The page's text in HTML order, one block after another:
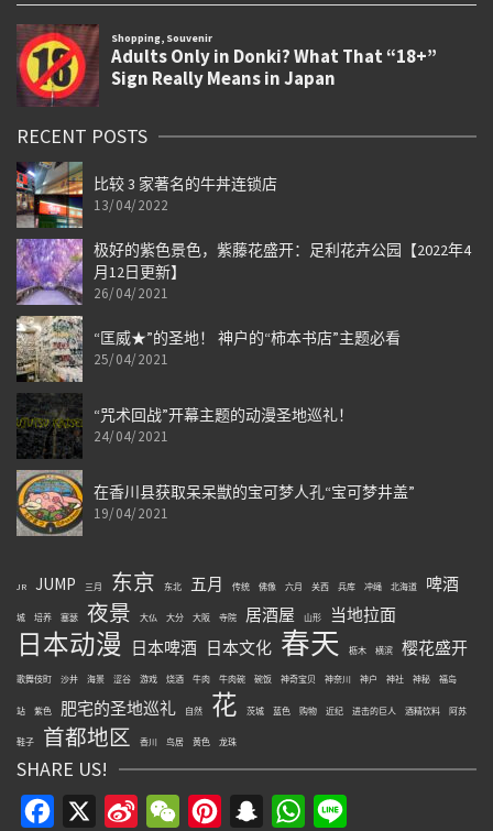
RECENT POSTS
比较 3 家著名的牛丼连锁店
13/04/2022
极好的紫色景色，紫藤花盛开：足利花卉公园【2022年4
月12日更新】
26/04/2021
“匡威★”的圣地！ 神户的“柿本书店”主题必看
25/04/2021
“咒术回战”开幕主题的动漫圣地巡礼！
24/04/2021
在香川县获取呆呆獣的宝可梦人孔“宝可梦井盖”
19/04/2021
JR JUMP 三月 东京 东北 五月 传统 佛像 六月 关西 兵库 冲绳 北海道 啤酒
城 培养 塞瑟 夜景 大仏 大分 大阪 寺院 居酒屋 山形 当地拉面
日本动漫 日本啤酒 日本文化 春天 枥木 横滨 樱花盛开
歌舞伎町 沙井 海景 涩谷 游戏 烧酒 牛肉 牛肉碗 碗饭 神奇宝贝 神奈川 神户 神社 神秘 福岛
站 紫色 肥宅的圣地巡礼 自然 花 茨城 蓝色 购物 近纪 进击的巨人 酒精饮料 阿苏
鞋子 首都地区 香川 鸟居 黄色 龙珠
SHARE US!
Facebook Sina WeChatPinterestSnapchatWhatsApp